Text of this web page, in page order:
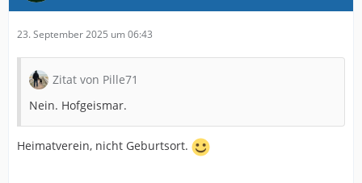
23. September 2025 um 06:43
Zitat von Pille71
Nein. Hofgeismar.
Heimatverein, nicht Geburtsort.